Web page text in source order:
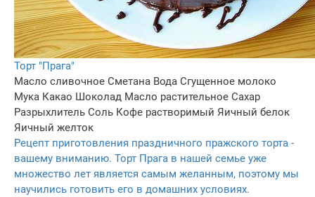
Торт "Прага"
Масло сливочное Сметана Вода Сгущенное молоко
Мука Какао Шоколад Масло растительное Сахар
Разрыхлитель Соль Кофе растворимый Яичный белок
Яичный желток
Рецепт приготовления праздничного пражского торта -
вашему вниманию. Торт Прага в нашей семье уже
множество лет является самым желанным, поэтому мы
научились готовить его в домашних условиях.